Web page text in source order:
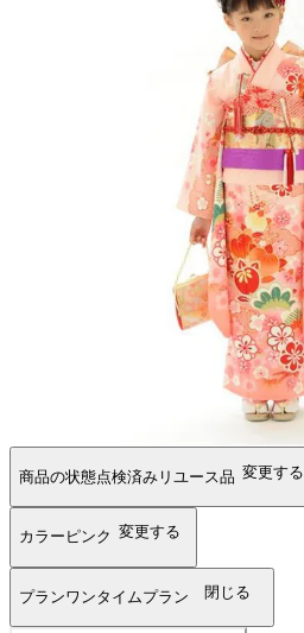
商品の状態点検済みリユース品 変更する
カラー ピンク 変更する
プランワンタイムプラン 閉じる